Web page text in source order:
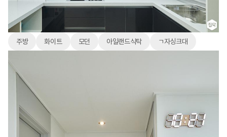
주방 화이트 모던 아일랜드식탁 ㄱ자싱크대